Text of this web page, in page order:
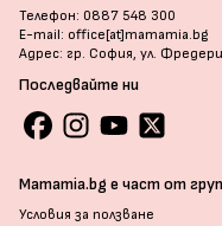
Телефон: 0887 548 300
E-mail: office[at]mamamia.bg
Адрес: гр. София, ул.
Последвайте ни
Mamamia.bg е част от
Условия за ползване